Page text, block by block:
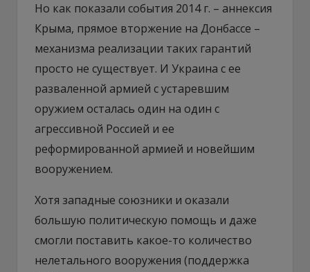
Но как показали события 2014 г. – аннексия
Крыма, прямое вторжение на Донбассе –
механизма реализации таких гарантий
просто не существует. И Украина с ее
разваленной армией с устаревшим
оружием осталась один на один с
агрессивной Россией и ее
реформированной армией и новейшим
вооружением.
Хотя западные союзники и оказали
большую политическую помощь и даже
смогли поставить какое-то количество
нелетального вооружения (поддержка